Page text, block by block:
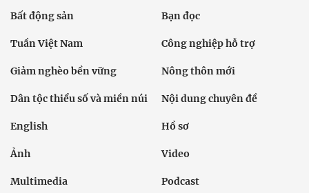
Bất động sản Bạn đọc
Tuần Việt Nam Công nghiệp hỗ trợ
Giảm nghèo bền vững Nông thôn mới
Dân tộc thiểu số và miền núi Nội dung chuyên đề
English Hồ sơ
Ảnh Video
Multimedia Podcast